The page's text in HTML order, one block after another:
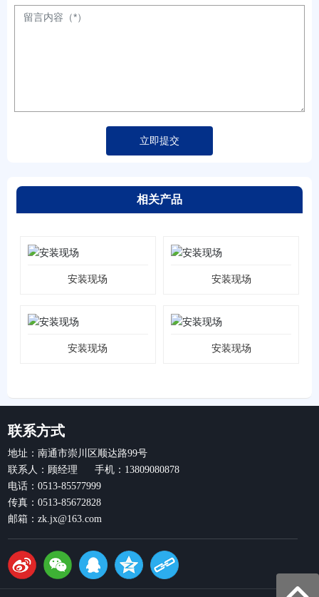
立即提交
相关产品
安装现场 安装现场
安装现场 安装现场
联系方式
地址：南通市崇川区顺达路99号
联系人：顾经理 手机：13809080878
电话：0513-85577999
传真：0513-85672828
邮箱：zk.jx@163.com